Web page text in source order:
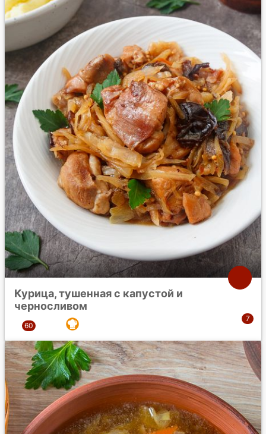
Курица, тушенная с капустой и
черносливом